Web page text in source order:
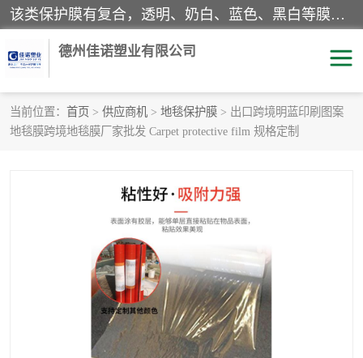
该类保护膜有复合，透明、奶白、蓝色、黑白等膜型。特高粘，高粘，中高粘，中粘，中低粘，低粘等。对于不同的粘力要求有相应的产品相适配。无胶渍残留污染。在较宽的收卷幅度下平整无皱纹，收卷长度大，利于机械化及自动化施工粘贴。为您的产品提供的表面保护解决方案。 产品广泛适用于：铝材、不锈钢、金属、塑料、电子、家电、家具、玻璃、化工材料、装饰材料等。
德州佳诺塑业有限公司
当前位置： 首页 > 供应商机 > 地毯保护膜 > 出口跨境明蓝印刷图案
地毯膜跨境地毯膜厂家批发 Carpet protective film 规格定制
pe保护膜 包装膜
透明保护膜
乳白保护膜
纯黑保护膜
彩钢板保护膜